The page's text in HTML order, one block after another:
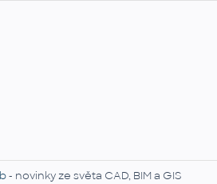
- novinky ze světa CAD, BIM a GIS